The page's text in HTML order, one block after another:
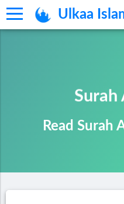
Ulkaa
Surah
Read Surah